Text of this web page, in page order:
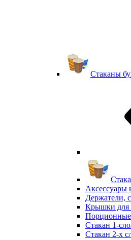
Стаканы
Аксессуары
Держатели,
Крышки для
Стакан 1-
Стакан 2-х